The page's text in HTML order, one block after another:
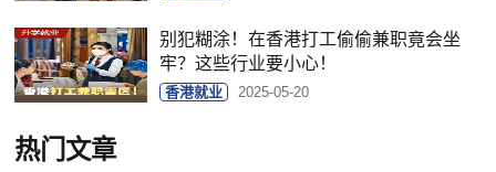
别犯糊涂！在香港打工偷偷兼职竟会坐
牢？这些行业要小心！
香港就业 2025-05-20
热门文章